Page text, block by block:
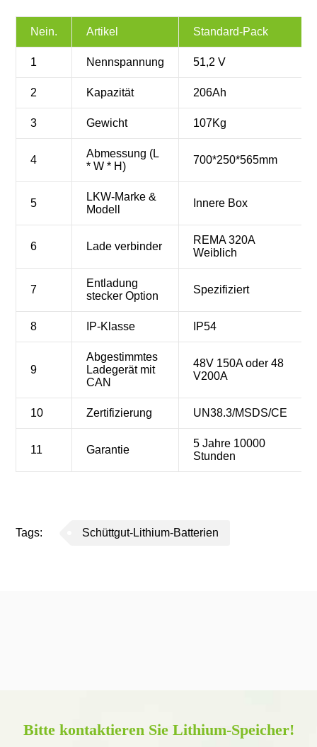
Nein. Artikel Standard-Pack
1 Nennspannung 51,2 V
2 Kapazität 206Ah
3 Gewicht 107Kg
4
Abmessung (L
* W * H)
700*250*565mm
5
LKW-Marke &
Modell
Innere Box
6 Lade verbinder
REMA 320A
Weiblich
7
Entladung
stecker Option
Spezifiziert
8 IP-Klasse IP54
9
Abgestimmtes
Ladegerät mit
CAN
48V 150A oder 48
V200A
10 Zertifizierung UN38.3/MSDS/CE
11 Garantie
5 Jahre 10000
Stunden
Tags: Schüttgut-Lithium-Batterien
Bitte kontaktieren Sie Lithium-Speicher!